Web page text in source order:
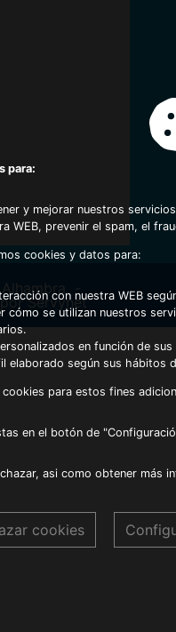
Servynet
para:
y mejorar nuestros
WEB, prevenir el spam, el
cookies y datos para:
con nuestra WEB
cómo se utilizan nuestros
en función de
elaborado según sus hábitos
cookies para estos fines
en el botón de
asi como obtener más
cookies